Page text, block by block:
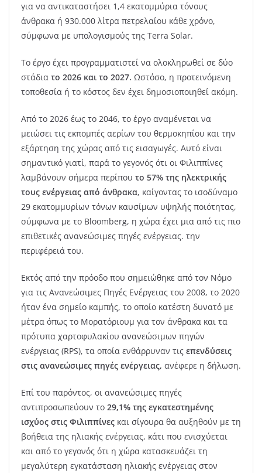
για να αντικαταστήσει 1,4 εκατομμύρια τόνους
άνθρακα ή 930.000 λίτρα πετρελαίου κάθε χρόνο,
σύμφωνα με υπολογισμούς της Terra Solar.
Το έργο έχει προγραμματιστεί να ολοκληρωθεί σε δύο
στάδια το 2026 και το 2027. Ωστόσο, η προτεινόμενη
τοποθεσία ή το κόστος δεν έχει δημοσιοποιηθεί ακόμη.
Από το 2026 έως το 2046, το έργο αναμένεται να
μειώσει τις εκπομπές αερίων του θερμοκηπίου και την
εξάρτηση της χώρας από τις εισαγωγές. Αυτό είναι
σημαντικό γιατί, παρά το γεγονός ότι οι Φιλιππίνες
λαμβάνουν σήμερα περίπου το 57% της ηλεκτρικής
τους ενέργειας από άνθρακα, καίγοντας το ισοδύναμο
29 εκατομμυρίων τόνων καυσίμων υψηλής ποιότητας,
σύμφωνα με το Bloomberg, η χώρα έχει μια από τις πιο
επιθετικές ανανεώσιμες πηγές ενέργειας. την
περιφέρειά του.
Εκτός από την πρόοδο που σημειώθηκε από τον Νόμο
για τις Ανανεώσιμες Πηγές Ενέργειας του 2008, το 2020
ήταν ένα σημείο καμπής, το οποίο κατέστη δυνατό με
μέτρα όπως το Μορατόριουμ για τον άνθρακα και τα
πρότυπα χαρτοφυλακίου ανανεώσιμων πηγών
ενέργειας (RPS), τα οποία ενθάρρυναν τις επενδύσεις
στις ανανεώσιμες πηγές ενέργειας, ανέφερε η δήλωση.
Επί του παρόντος, οι ανανεώσιμες πηγές
αντιπροσωπεύουν το 29,1% της εγκατεστημένης
ισχύος στις Φιλιππίνες και σίγουρα θα αυξηθούν με τη
βοήθεια της ηλιακής ενέργειας, κάτι που ενισχύεται
και από το γεγονός ότι η χώρα κατασκευάζει τη
μεγαλύτερη εγκατάσταση ηλιακής ενέργειας στον